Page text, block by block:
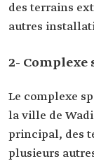
des terrains
autres
2-
Le complexe
la ville de
principal, des
plusieurs